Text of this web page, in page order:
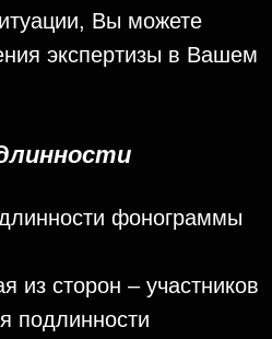
Вы можете
экспертизы в Вашем
фонограммы
из сторон – участников
подлинности